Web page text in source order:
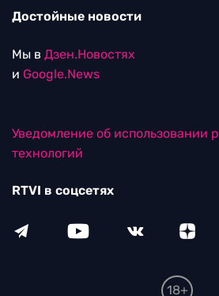
Достойные новости
Мы в Дзен.Новостях
и Google.News
Уведомление об использовании
технологий
RTVI в соцсетях
18+